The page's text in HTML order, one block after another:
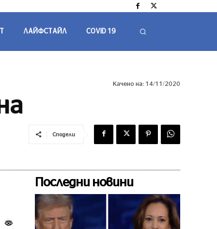
ЛАЙФСТАЙЛ COVID 19
Качено на: 14/11/2020
Сподели
Последни новини